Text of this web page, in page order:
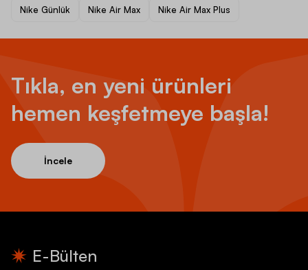
Nike Günlük Nike Air Max Nike Air Max Plus
Tıkla, en yeni ürünleri
hemen keşfetmeye başla!
İncele
E-Bülten